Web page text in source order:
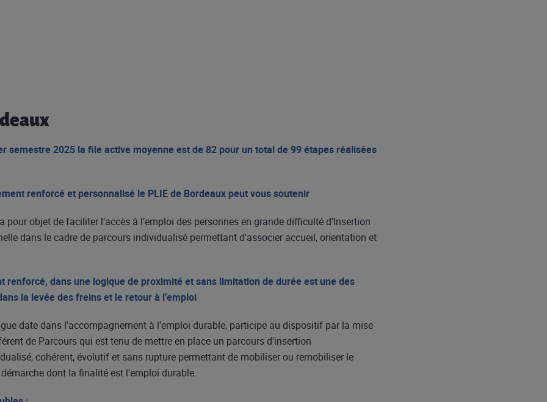
semestre 2025 la file active moyenne est de 82 pour un total de 99 étapes réalisées
renforcé et personnalisé le PLIE de Bordeaux peut vous soutenir
pour objet de faciliter l’accès à l’emploi des personnes en grande difficulté d'Insertion
dans le cadre de parcours individualisé permettant d'associer accueil, orientation et
renforcé, dans une logique de proximité et sans limitation de durée est une des
la levée des freins et le retour à l’emploi
date dans l'accompagnement à l’emploi durable, participe au dispositif par la mise
de Parcours qui est tenu de mettre en place un parcours d'insertion
cohérent, évolutif et sans rupture permettant de mobiliser ou remobiliser le
dont la finalité est l'emploi durable.